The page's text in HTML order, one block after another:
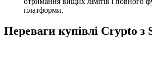
платформи.
Переваги купівлі Crypto з